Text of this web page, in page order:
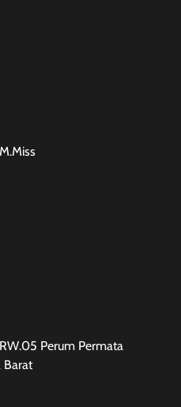
Perum Permata
Barat